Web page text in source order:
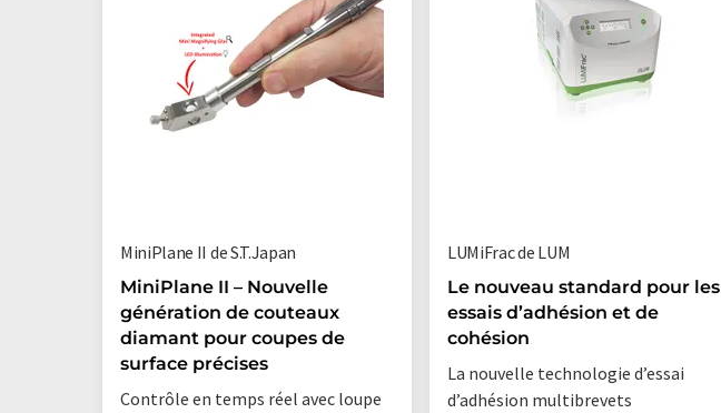
MiniPlane II de S.T.Japan
MiniPlane II – Nouvelle
génération de couteaux
diamant pour coupes de
surface précises
Contrôle en temps réel avec loupe
LUMiFrac de LUM
Le nouveau standard pour les
essais d’adhésion et de
cohésion
La nouvelle technologie d’essai
d’adhésion multibrevets